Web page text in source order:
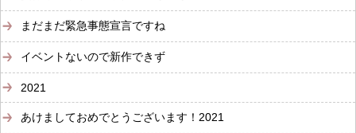
まだまだ緊急事態宣言ですね
イベントないので新作できず
2021
あけましておめでとうございます！2021